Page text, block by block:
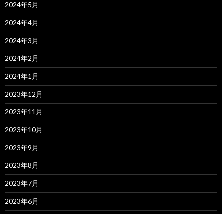
2024年5月
2024年4月
2024年3月
2024年2月
2024年1月
2023年12月
2023年11月
2023年10月
2023年9月
2023年8月
2023年7月
2023年6月